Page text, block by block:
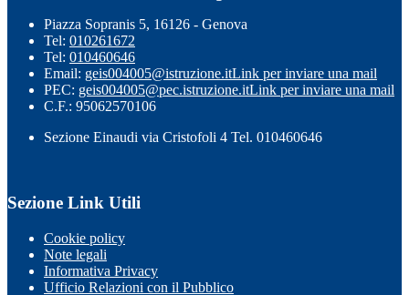
Piazza Sopranis 5, 16126 - Genova
Tel: 010261672
Tel: 010460646
Email: geis004005@istruzione.itLink per inviare una mail
PEC: geis004005@pec.istruzione.itLink per inviare una mail
C.F.: 95062570106
Sezione Einaudi via Cristofoli 4 Tel. 010460646
Sezione Link Utili
Cookie policy
Note legali
Informativa Privacy
Ufficio Relazioni con il Pubblico